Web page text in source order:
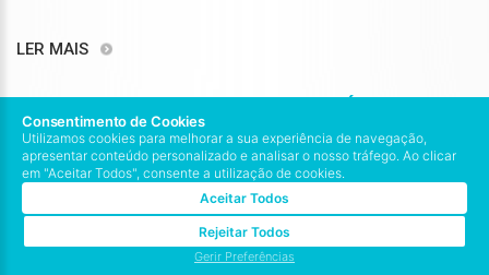
LER MAIS
CINESIOTERAPIA RESPIRATÓRIA
A Fisioterapia Respiratória, também conhecida por
Cinesioterapia Respiratória, tem como objectivo optimizar o
funcionamento do sistema...
Consentimento de Cookies
Utilizamos cookies para melhorar a sua experiência de navegação,
apresentar conteúdo personalizado e analisar o nosso tráfego. Ao clicar
em "Aceitar Todos", consente a utilização de cookies.
Gerir Preferências
Rejeitar Todos
Aceitar Todos